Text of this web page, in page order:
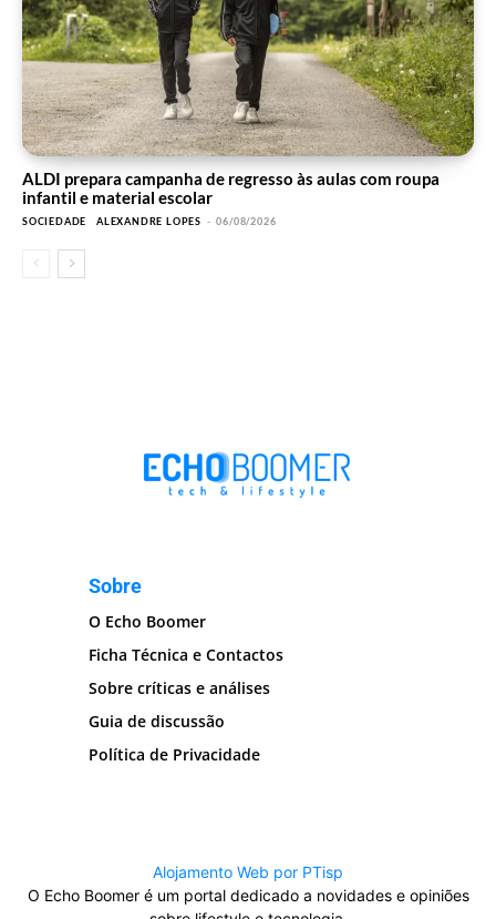
ALDI prepara campanha de regresso às aulas com roupa
infantil e material escolar
SOCIEDADE ALEXANDRE LOPES - 06/08/2026
Sobre
O Echo Boomer
Ficha Técnica e Contactos
Sobre críticas e análises
Guia de discussão
Política de Privacidade
Alojamento Web por PTisp
O Echo Boomer é um portal dedicado a novidades e opiniões